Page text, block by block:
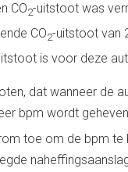
CO2-uitstoot was
CO2-uitstoot van
is voor deze
dat wanneer de
bpm wordt
toe om de bpm